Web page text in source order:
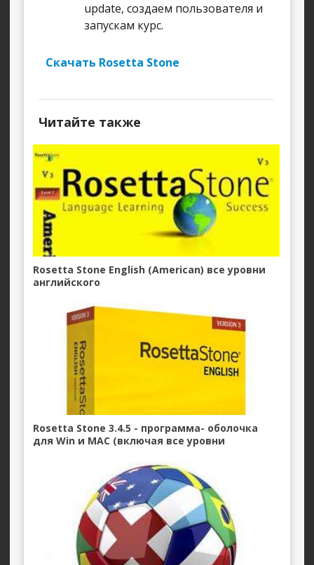
update, создаем пользователя и
запускам курс.
Скачать Rosetta Stone
Читайте также
Rosetta Stone English (American) все уровни
английского
Rosetta Stone 3.4.5 - программа- оболочка
для Win и MAC (включая все уровни